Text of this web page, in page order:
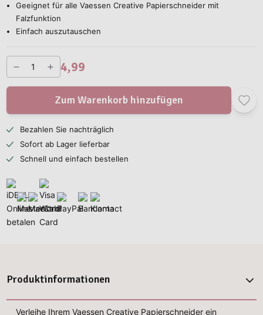
Geeignet für alle Vaessen Creative Papierschneider mit
Falzfunktion
Einfach auszutauschen
4,99
Zum Warenkorb hinzufügen
Bezahlen Sie nachträglich
Sofort ab Lager lieferbar
Schnell und einfach bestellen
Produktinformationen
Verleihe Ihrem Vaessen Creative Papierschneider ein